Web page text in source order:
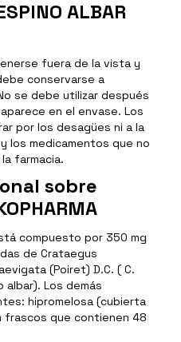
ALBAR
fuera de la vista y
conservarse a
se debe utilizar después
en el envase. Los
por los desagües ni a la
los medicamentos que no
farmacia.
sobre
está compuesto por 350 mg
de Crataegus
(Poiret) D.C. ( C.
albar). Los demás
hipromelosa (cubierta
frascos que contienen 48